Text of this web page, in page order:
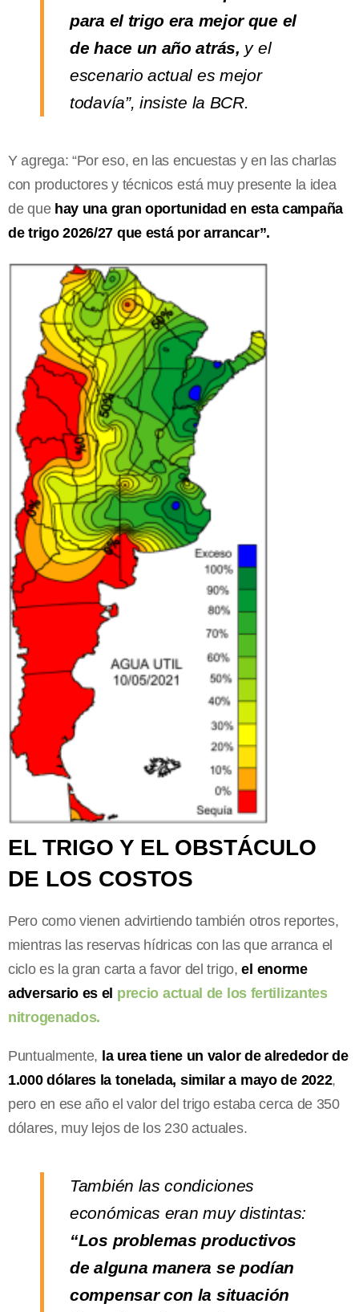
para el trigo era mejor que el
de hace un año atrás, y el
escenario actual es mejor
todavía”, insiste la BCR.
Y agrega: “Por eso, en las encuestas y en las charlas
con productores y técnicos está muy presente la idea
de que hay una gran oportunidad en esta campaña
de trigo 2026/27 que está por arrancar”.
EL TRIGO Y EL OBSTÁCULO
DE LOS COSTOS
Pero como vienen advirtiendo también otros reportes,
mientras las reservas hídricas con las que arranca el
ciclo es la gran carta a favor del trigo,el enorme
adversario es el precio actual de los fertilizantes
nitrogenados.
Puntualmente, la urea tiene un valor de alrededor de
1.000 dólares la tonelada, similar a mayo de 2022,
pero en ese año el valor del trigo estaba cerca de 350
dólares, muy lejos de los 230 actuales.
También las condiciones
económicas eran muy distintas:
“Los problemas productivos
de alguna manera se podían
compensar con la situación